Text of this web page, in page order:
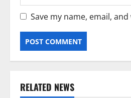
Save my name, email,
RELATED NEWS